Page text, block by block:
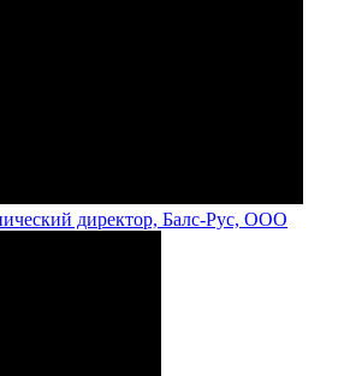
директор, Балс-Рус, ООО